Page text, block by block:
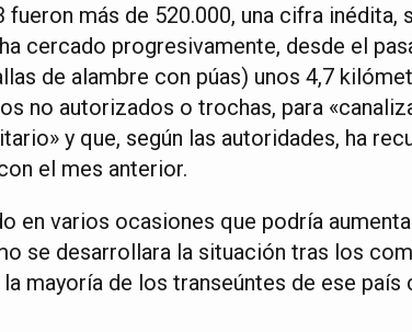
fueron más de 520.000, una cifra inédita,
cercado progresivamente, desde el
de alambre con púas) unos 4,7
no autorizados o trochas, para
y que, según las autoridades, ha
el mes anterior.
en varios ocasiones que podría
se desarrollara la situación tras los
mayoría de los transeúntes de ese país